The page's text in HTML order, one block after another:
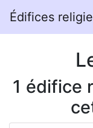
Édifices
1 édifice